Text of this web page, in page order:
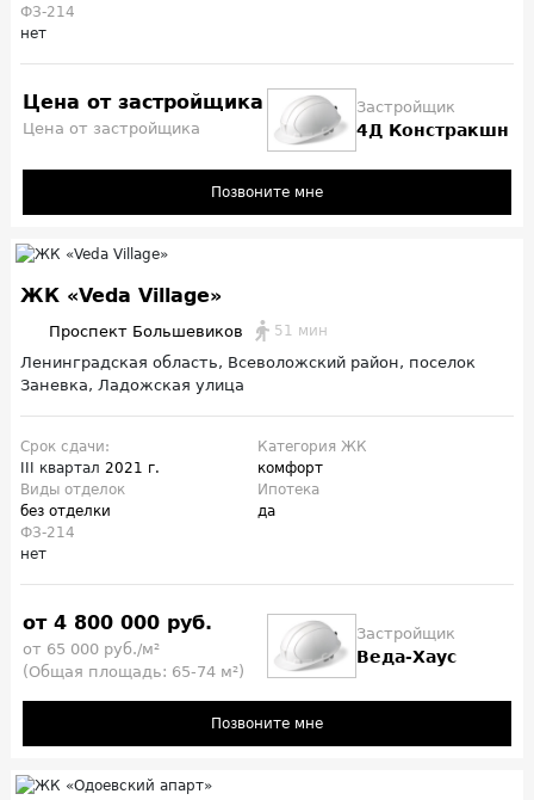
ФЗ-214
нет
Цена от застройщика
Цена от застройщика
Застройщик
4Д Констракшн
Позвоните мне
ЖК «Veda Village»
Проспект Большевиков 51 мин
Ленинградская область, Всеволожский район, поселок
Заневка, Ладожская улица
Срок сдачи:
III квартал 2021 г.
Категория ЖК
комфорт
Виды отделок
без отделки
Ипотека
да
ФЗ-214
нет
от 4 800 000 руб.
от 65 000 руб./м²
(Общая площадь: 65-74 м²)
Застройщик
Веда-Хаус
Позвоните мне